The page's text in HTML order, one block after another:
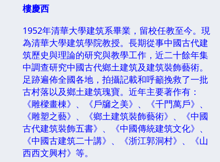
樓慶西
1952年清華大學建筑系畢業，留校任教至今。現
為清華大學建筑學院教授。長期從事中國古代建
筑歷史與理論的研究與教學工作，近二十餘年集
中調查研究中國古代鄉土建筑及建筑裝飾藝術。
足跡遍佈全國各地，拍攝記載和呼籲挽救了一批
古村落以及鄉土建筑瑰寶。近年主要著作有：
《雕樑畫棟》、《戶牖之美》、《千門萬戶》、
《雕塑之藝》、《鄉土建筑裝飾藝術》、《中國
古代建筑裝飾五書》、《中國傳統建筑文化》、
《中國古建筑二十講》、《浙江郭洞村》、《山
西西文興村》等。